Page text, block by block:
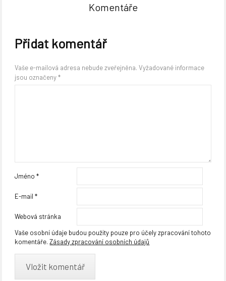
Komentáře
Přidat komentář
Vaše e-mailová adresa nebude zveřejněna. Vyžadované informace
jsou označeny*
Jméno*
E-mail*
Webová stránka
Vaše osobní údaje budou použity pouze pro účely zpracování tohoto
komentáře. Zásady zpracování osobních údajů